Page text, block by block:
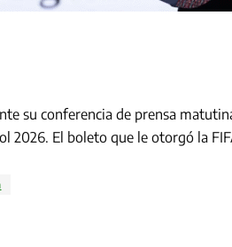
su conferencia de prensa
2026. El boleto que le otorgó la